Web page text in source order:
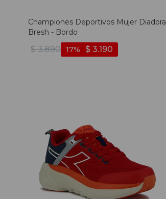
Championes Deportivos Mujer Diadora
Bresh - Bordo
$ 3.890 $ 3.190
17